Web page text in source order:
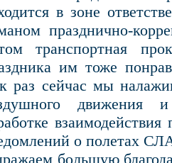
в зоне
празднично-
транспортная
им тоже
раз сейчас мы
движения
о полетах
большую